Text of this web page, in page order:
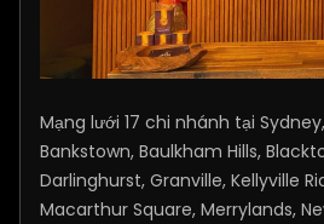
Mạng lưới 17 chi nhánh tại
Bankstown, Baulkham Hills,
Darlinghurst, Granville, Kellyville
Macarthur Square, Merrylands,